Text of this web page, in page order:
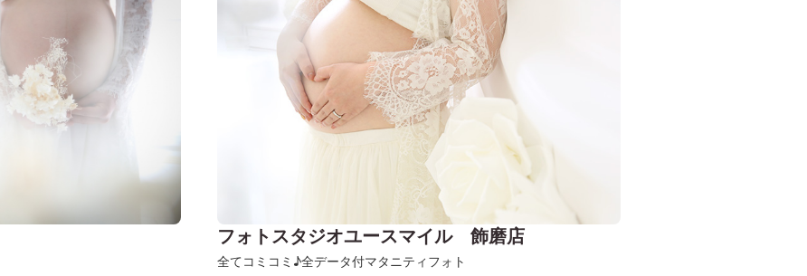
フォトスタジオユースマイル 飾磨店
全てコミコミ♪全データ付マタニティフォト